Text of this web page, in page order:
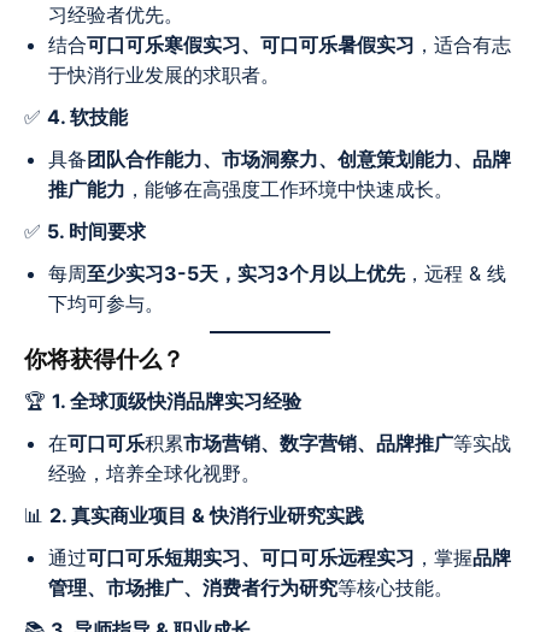
习经验者优先。
结合可口可乐寒假实习、可口可乐暑假实习 ，适合有志
于快消行业发展的求职者。
✅ 4. 软技能
具备团队合作能力、市场洞察力、创意策划能力、品牌
推广能力 ，能够在高强度工作环境中快速成长。
✅ 5. 时间要求
每周至少实习3-5天，实习3个月以上优先，远程 & 线
下均可参与。
你将获得什么？
🏆 1. 全球顶级快消品牌实习经验
在可口可乐积累市场营销、数字营销、品牌推广等实战
经验，培养全球化视野。
📊 2. 真实商业项目 & 快消行业研究实践
通过可口可乐短期实习、可口可乐远程实习 ，掌握品牌
管理、市场推广、消费者行为研究等核心技能。